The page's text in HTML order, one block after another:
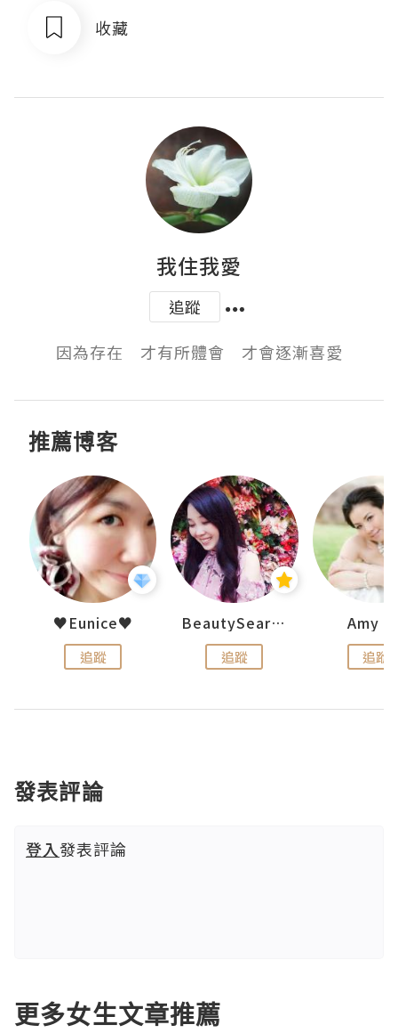
收藏
我住我愛
追蹤
因為存在　才有所體會　才會逐漸喜愛
推薦博客
♥Eunice♥
追蹤
BeautySearch
追蹤
Amy
追蹤
發表評論
登入發表評論
更多女生文章推薦